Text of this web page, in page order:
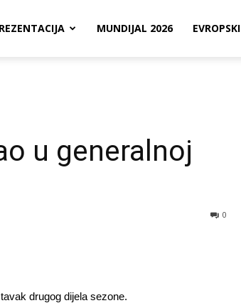
MUNDIJAL 2026 EVROPSKI
u generalnoj
0
drugog dijela sezone.